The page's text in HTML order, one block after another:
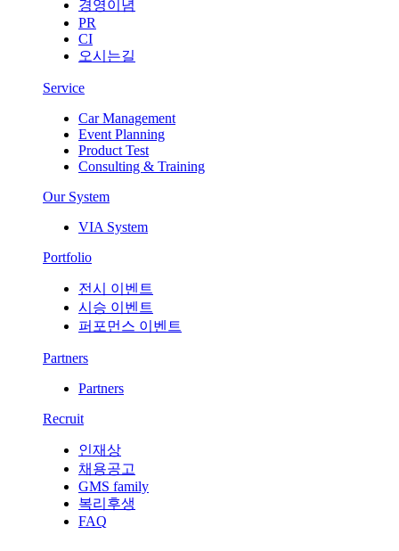
경영이념
PR
CI
오시는길
Service
Car Management
Event Planning
Product Test
Consulting & Training
Our System
VIA System
Portfolio
전시 이벤트
시승 이벤트
퍼포먼스 이벤트
Partners
Partners
Recruit
인재상
채용공고
GMS family
복리후생
FAQ